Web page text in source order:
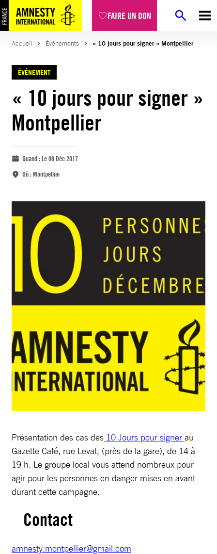
FAIRE UN DON
Accueil Évènements « 10 jours pour signer » Montpellier
ÉVÈNEMENT
« 10 jours pour signer »
Montpellier
Quand :Le 06 Déc 2017
Où :Montpellier
Présentation des cas des 10 Jours pour signer au
Gazette Café, rue Levat, (près de la gare), de 14 à
19 h. Le groupe local vous attend nombreux pour
agir pour les personnes en danger mises en avant
durant cette campagne.
Contact
amnesty.montpellier@gmail.com